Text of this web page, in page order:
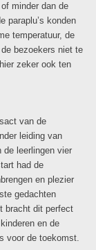
minder dan de
paraplu’s konden
temperatuur, de
bezoekers niet te
zeker ook ten
van de
leiding van
de leerlingen vier
had de
en plezier
gedachten
bracht dit perfect
en de
voor de toekomst.